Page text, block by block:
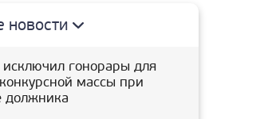
новости
гонорары для
массы при
должника